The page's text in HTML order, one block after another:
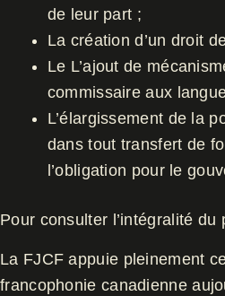
de leur part ;
La création d’un droit
Le L’ajout de
commissaire aux
L’élargissement de la
dans tout transfert de
l’obligation pour le
Pour consulter l’intégralité
La FJCF appuie pleinement
francophonie canadienne